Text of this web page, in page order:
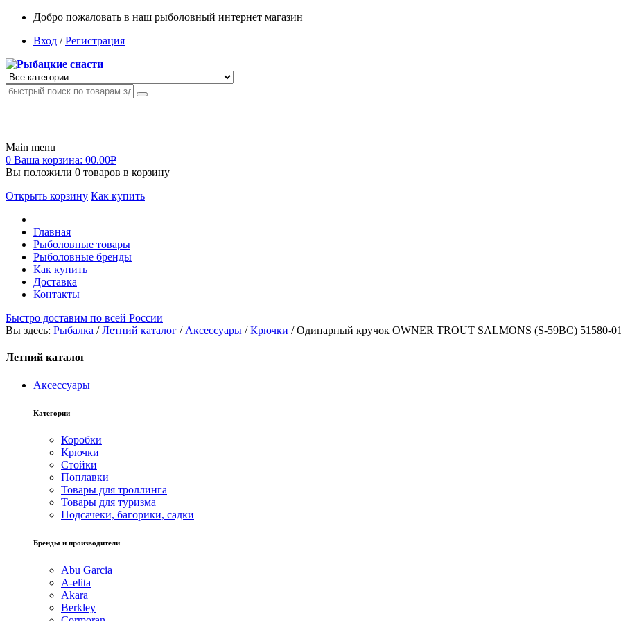
Добро пожаловать в наш рыболовный интернет магазин
Вход /Регистрация
Main menu
0 Ваша корзина: 00.00Р
Вы положили 0 товаров в корзину
Открыть корзину Как купить
Главная
Рыболовные товары
Рыболовные бренды
Как купить
Доставка
Контакты
Быстро доставим по всей России
Вы здесь: Рыбалка /Летний каталог / Аксессуары /Крючки /Одинарный кручок OWNER TROUT SALMONS (S-59BC) 51580-
Летний каталог
Аксессуары
Категории
Коробки
Крючки
Стойки
Поплавки
Товары для троллинга
Товары для туризма
Подсачеки, багорики, садки
Бренды и производители
Abu Garcia
A-elita
Akara
Berkley